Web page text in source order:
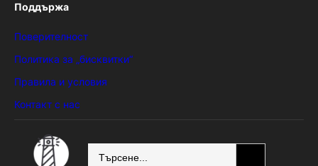
Поддържа
Поверителност
Политика за „бисквитки“
Правила и условия
Контакт с нас